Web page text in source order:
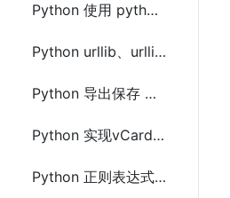
Python 使用 python-hosts 操作hosts文件(查找、增加和删除)
Python urllib、urllib2、urllib3、requests 区别及使用
Python 导出保存 MongoDB上数据到Excel(.xls和.csv)文件
Python 实现vCard 2.1和3.0 互相转换
Python 正则表达式分组匹配提取替换字符串(回调函数)